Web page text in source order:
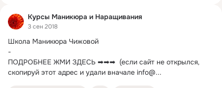
Курсы Маникюра и Наращивания
3 сен 2018
Школа Маникюра Чижовой
-
ПОДРОБНЕЕ ЖМИ ЗДЕСЬ ➡➡➡  (если сайт не открылся,
скопируй этот адрес и удали вначале info@...